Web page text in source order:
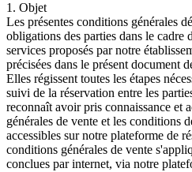
1. Objet
Les présentes conditions générales
obligations des parties dans le cadre
services proposés par notre
précisées dans le présent document
Elles régissent toutes les étapes
suivi de la réservation entre les
reconnaît avoir pris connaissance et
générales de vente et les conditions
accessibles sur notre plateforme de
conditions générales de vente
conclues par internet, via notre